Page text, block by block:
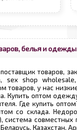
белья и одежды
товаров,
sex shop
товаров, у нас
Купить оптом
Где купить
со склада.
совместных
Казахстан,